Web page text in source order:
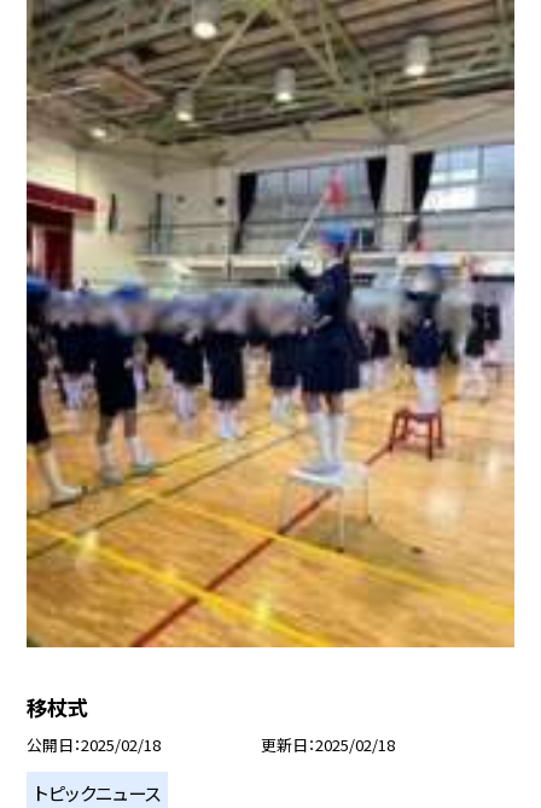
移杖式
公開日 2025/02/18 更新日 2025/02/18
トピックニュース